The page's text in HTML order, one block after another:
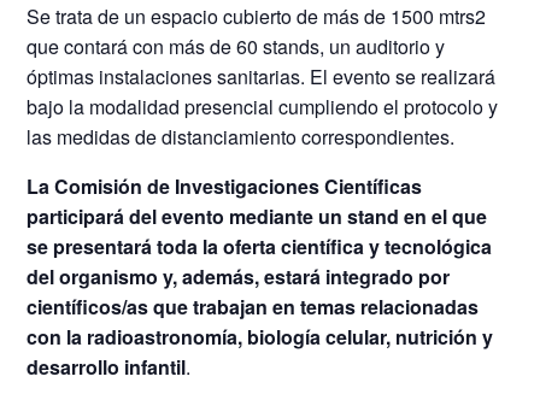
Se trata de un espacio cubierto de más de 1500 mtrs2
que contará con más de 60 stands, un auditorio y
óptimas instalaciones sanitarias. El evento se realizará
bajo la modalidad presencial cumpliendo el protocolo y
las medidas de distanciamiento correspondientes.
La Comisión de Investigaciones Científicas
participará del evento mediante un stand en el que
se presentará toda la oferta científica y tecnológica
del organismo y, además, estará integrado por
científicos/as que trabajan en temas relacionadas
con la radioastronomía, biología celular, nutrición y
desarrollo infantil.